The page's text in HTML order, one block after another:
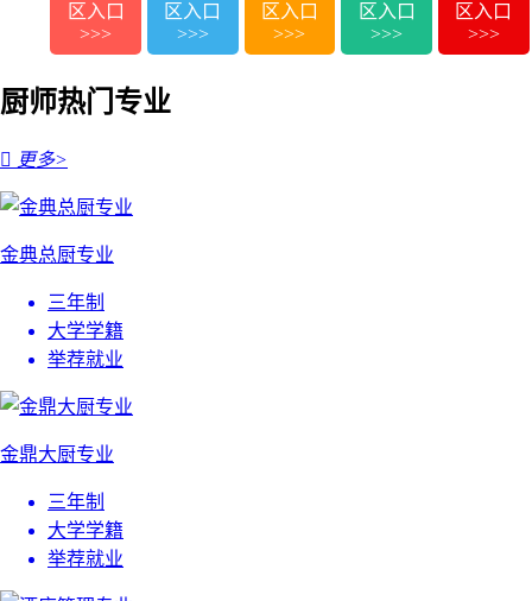
区入口
>>>
区入口
>>>
区入口
>>>
区入口
>>>
区入口
>>>
厨师热门专业
 更多>
金典总厨专业
三年制
大学学籍
举荐就业
金鼎大厨专业
三年制
大学学籍
举荐就业